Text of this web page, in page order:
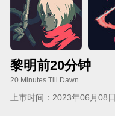
黎明前20分钟
20 Minutes Till Dawn
上市时间：2023年06月08日